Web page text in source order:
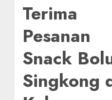
Terima
Pesanan
Snack
Singkong